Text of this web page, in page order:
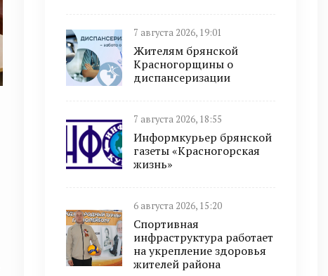
7 августа 2026, 19:01
Жителям брянской
Красногорщины о
диспансеризации
7 августа 2026, 18:55
Информкурьер брянской
газеты «Красногорская
жизнь»
6 августа 2026, 15:20
Спортивная
инфраструктура работает
на укрепление здоровья
жителей района